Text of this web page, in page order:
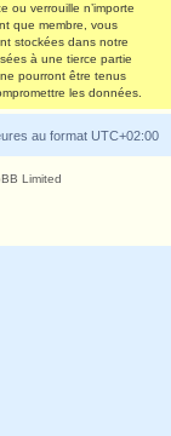
ou verrouille n’importe
que membre, vous
stockées dans notre
à une tierce partie
pourront être tenus
les données.
au format UTC+02:00
Limited